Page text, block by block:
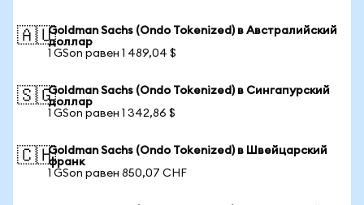
🇦🇺Goldman Sachs (Ondo Tokenized) в Австралийский
доллар
1 GSon равен 1 489,04 $
🇸🇬Goldman Sachs (Ondo Tokenized) в Сингапурский
доллар
1 GSon равен 1 342,86 $
🇨🇭Goldman Sachs (Ondo Tokenized) в Швейцарский
франк
1 GSon равен 850,07 CHF